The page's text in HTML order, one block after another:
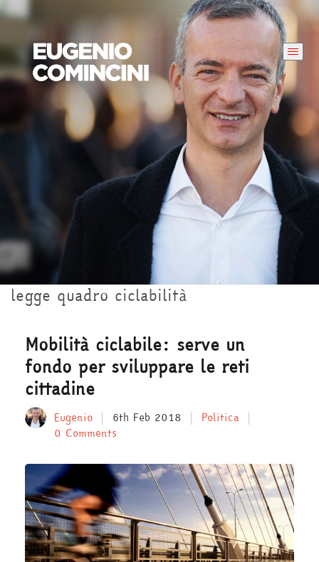
legge quadro ciclabilità
Mobilità ciclabile: serve un
fondo per sviluppare le reti
cittadine
Eugenio 6th Feb 2018
Politica
0 Comments